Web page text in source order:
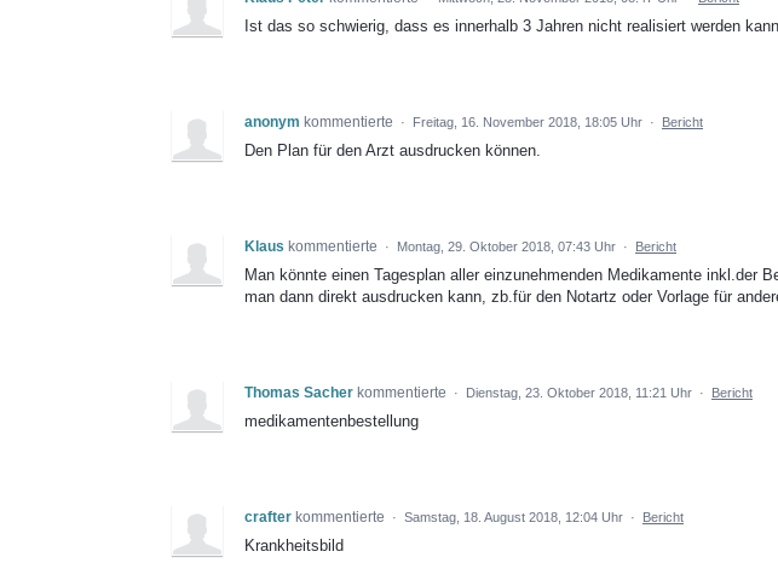
Ist das so schwierig, dass es innerhalb 3 Jahren nicht realisiert werden
anonym kommentierte · Freitag, 16. November 2018, 18:05 Uhr · Bericht
Den Plan für den Arzt ausdrucken können.
Klaus kommentierte · Montag, 29. Oktober 2018, 07:43 Uhr · Bericht
Man könnte einen Tagesplan aller einzunehmenden Medikamente inkl.der
man dann direkt ausdrucken kann, zb.für den Notartz oder Vorlage für
Thomas Sacher kommentierte · Dienstag, 23. Oktober 2018, 11:21 Uhr · Bericht
medikamentenbestellung
crafter kommentierte · Samstag, 18. August 2018, 12:04 Uhr · Bericht
Krankheitsbild